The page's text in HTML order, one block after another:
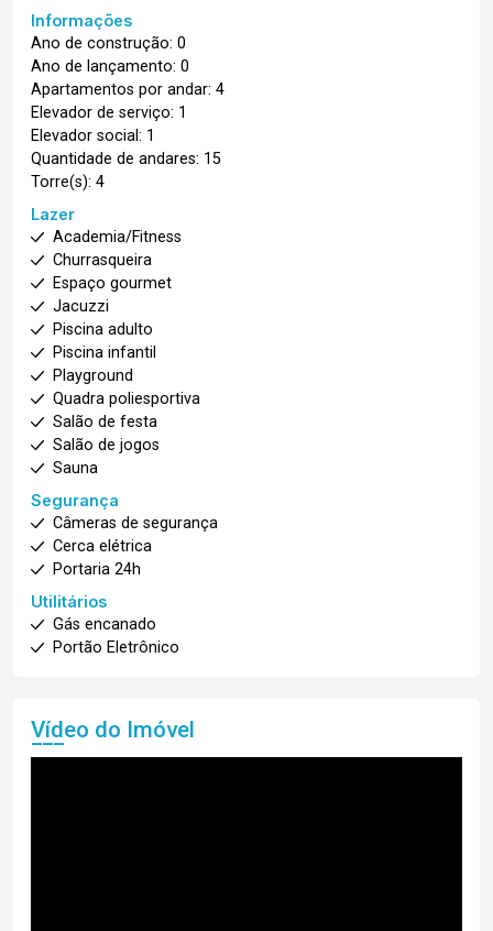
Informações
Ano de construção: 0
Ano de lançamento: 0
Apartamentos por andar: 4
Elevador de serviço: 1
Elevador social: 1
Quantidade de andares: 15
Torre(s): 4
Lazer
Academia/Fitness
Churrasqueira
Espaço gourmet
Jacuzzi
Piscina adulto
Piscina infantil
Playground
Quadra poliesportiva
Salão de festa
Salão de jogos
Sauna
Segurança
Câmeras de segurança
Cerca elétrica
Portaria 24h
Utilitários
Gás encanado
Portão Eletrônico
Vídeo do Imóvel